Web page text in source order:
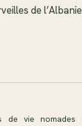
de l’Albanie
de vie nomades